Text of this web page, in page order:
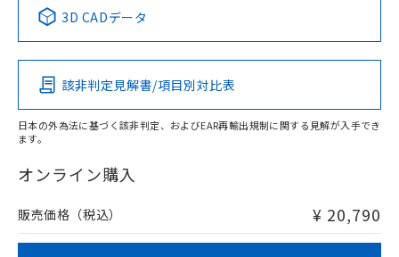
鉄材
l: 4mm以上、φd: 30mm以上、D: 4mm以上、m: 28mm以
アルミ材
l: 12mm以上、φd: 70mm以上、D: 12mm以上、m: 28mm
Pb Hg Cd Cr(VI)
O
在庫等で未対応品が混在する可能性があります。
問い合わせください。
この製品の規格認証/適合状況ページへ
その他の認証はこちらのページからご検索ください
3D CADデータ
該非判定見解書/項目別対比表
日本の外為法に基づく該非判定、およびEAR再輸出規制に関する見解が入手でき
ます。
オンライン購入
販売価格（税込） ¥ 20,790